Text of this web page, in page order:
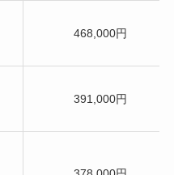
468,000円
391,000円